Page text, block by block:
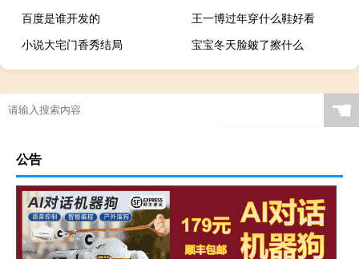
百度是谁开发的
王一博过年穿什么鞋好看
小说大宅门香秀结局
宝宝冬天脸皴了擦什么
☚
公告